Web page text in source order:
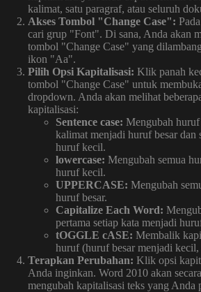
kalimat, satu paragraf, atau seluruh
Akses Tombol "Change Case":
cari grup "Font". Di sana, Anda akan
tombol "Change Case" yang
ikon "Aa".
Pilih Opsi Kapitalisasi: Klik panah
tombol "Change Case" untuk
dropdown. Anda akan melihat
kapitalisasi:
Sentence case: Mengubah huruf
kalimat menjadi huruf besar dan
huruf kecil.
lowercase: Mengubah semua
huruf kecil.
UPPERCASE: Mengubah
huruf besar.
Capitalize Each Word:
pertama setiap kata menjadi
tOGGLE cASE: Membalik
huruf (huruf besar menjadi
Terapkan Perubahan: Klik opsi
Anda inginkan. Word 2010 akan
mengubah kapitalisasi teks yang Anda